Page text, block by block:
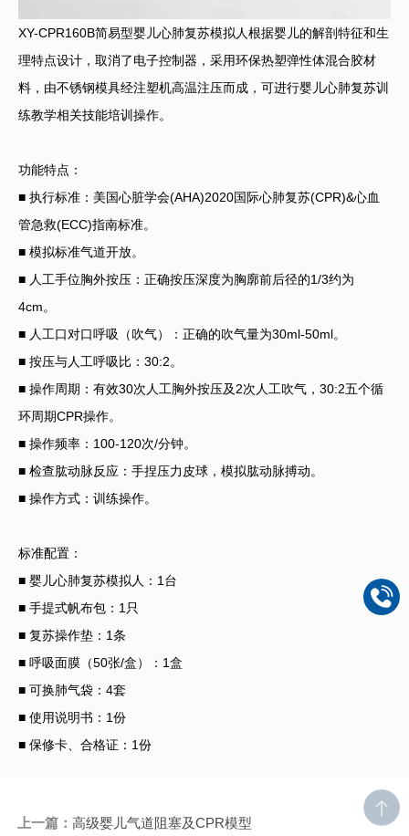
XY-CPR160B简易型婴儿心肺复苏模拟人根据婴儿的解剖特征和生
理特点设计，取消了电子控制器，采用环保热塑弹性体混合胶材
料，由不锈钢模具经注塑机高温注压而成，可进行婴儿心肺复苏训
练教学相关技能培训操作。
功能特点：
■ 执行标准：美国心脏学会(AHA)2020国际心肺复苏(CPR)&心血
管急救(ECC)指南标准。
■ 模拟标准气道开放。
■ 人工手位胸外按压：正确按压深度为胸廓前后径的1/3约为
4cm。
■ 人工口对口呼吸（吹气）：正确的吹气量为30ml-50ml。
■ 按压与人工呼吸比：30:2。
■ 操作周期：有效30次人工胸外按压及2次人工吹气，30:2五个循
环周期CPR操作。
■ 操作频率：100-120次/分钟。
■ 检查肱动脉反应：手捏压力皮球，模拟肱动脉搏动。
■ 操作方式：训练操作。
标准配置：
■ 婴儿心肺复苏模拟人：1台
■ 手提式帆布包：1只
■ 复苏操作垫：1条
■ 呼吸面膜（50张/盒）：1盒
■ 可换肺气袋：4套
■ 使用说明书：1份
■ 保修卡、合格证：1份
上一篇： 高级婴儿气道阻塞及CPR模型